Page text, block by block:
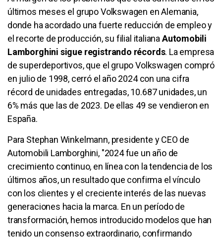
últimos meses el grupo Volkswagen en Alemania,
donde ha acordado una fuerte reducción de empleo y
el recorte de producción, su filial italiana Automobili
Lamborghini sigue registrando récords. La empresa
de superdeportivos, que el grupo Volkswagen compró
en julio de 1998, cerró el año 2024 con una cifra
récord de unidades entregadas, 10.687 unidades, un
6% más que las de 2023. De ellas 49 se vendieron en
España.
Para Stephan Winkelmann, presidente y CEO de
Automobili Lamborghini, "2024 fue un año de
crecimiento continuo, en línea con la tendencia de los
últimos años, un resultado que confirma el vínculo
con los clientes y el creciente interés de las nuevas
generaciones hacia la marca. En un período de
transformación, hemos introducido modelos que han
tenido un consenso extraordinario, confirmando